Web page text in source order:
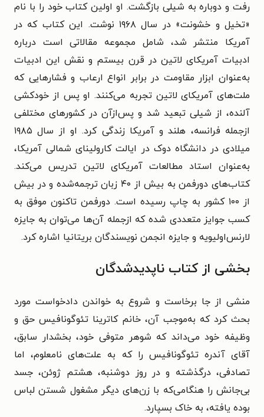
رفت و دوباره به شیلی بازگشت. او اولین کتاب خود را با نام
«تخیل و خشونت» در سال ۱۹۶۸ نوشت. این کتاب که در
آمریکا منتشر شد، شامل مجموعه مقالاتی است درباره
ادبیات آمریکای لاتین در قرن بیستم و نقش این ادبیات
به‌عنوان ابزار مقاومت در برابر انواع ارعاب و فشارهایی که
ملت‌های آمریکای لاتین تجربه می‌کنند. او پس از خودکشی
آلنده، از شیلی تبعید شد و پس‌ازآن در کشورهای مختلفی
ازجمله فرانسه، هلند و آمریکا زندگی کرد. او از سال ۱۹۸۵
میلادی در دانشگاه دوک در ایالت کارولینای شمالی آمریکا،
به‌عنوان استاد مطالعات آمریکای لاتین تدریس می‌کند.
کتاب‌های دورفمن به بیش از ۴۰ زبان ترجمه‌شده و در بیش
از ۱۰۰ کشور به چاپ رسیده است. دورفمن تاکنون موفق به
کسب جوایز متعددی شده که ازجمله آن‌ها می‌توان به جایزه
لارنس‌اولیویه و جایزه انجمن نویسندگان بریتانیا اشاره کرد.
بخشی از کتاب ناپدیدشدگان
منشی از جا برخاست و شروع به خواندن دادخواست مورد
بحث کرد که به‌موجب آن، خانم کاترینا تئوگونافیس حق و
وظیفه خود می‌داند که شوهر متوفی خود، بخشدار سابق،
آقای آندره تئوگونافیس را که به علت‌های نامعلوم، اما
تصادفی، درگذشته و در روز دوشنبه، هشتم ژوئن، جسد
بی‌جانش را هنگامی‌که با زن‌های دیگر مشغول شستن لباس
بوده یافته، به خاک بسپارد.